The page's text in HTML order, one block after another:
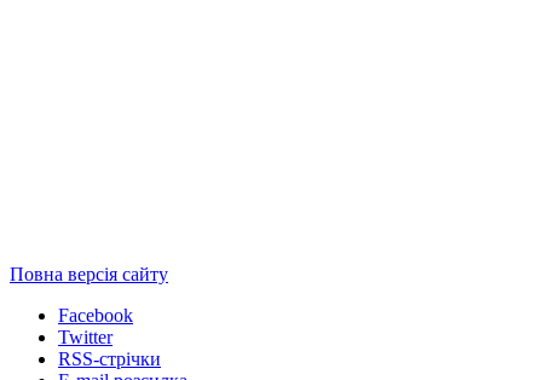
Повна версія сайту
Facebook
Twitter
RSS-стрічки